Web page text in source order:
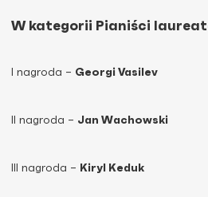
W kategorii Pianiści
I nagroda – Georgi Vasilev
II nagroda – Jan Wachowski
III nagroda – Kiryl Keduk